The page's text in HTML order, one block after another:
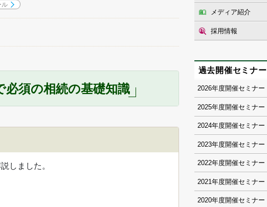
ル
須の相続の基礎知識
しました。
メディア紹介
採用情報
過去開催セミナー
2026
2025
2024
2023
2022
2021
2020